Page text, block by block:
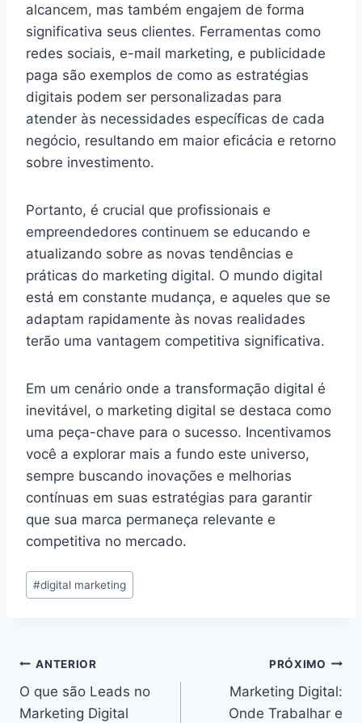
alcancem, mas também engajem de forma
significativa seus clientes. Ferramentas como
redes sociais, e-mail marketing, e publicidade
paga são exemplos de como as estratégias
digitais podem ser personalizadas para
atender às necessidades específicas de cada
negócio, resultando em maior eficácia e retorno
sobre investimento.
Portanto, é crucial que profissionais e
empreendedores continuem se educando e
atualizando sobre as novas tendências e
práticas do marketing digital. O mundo digital
está em constante mudança, e aqueles que se
adaptam rapidamente às novas realidades
terão uma vantagem competitiva significativa.
Em um cenário onde a transformação digital é
inevitável, o marketing digital se destaca como
uma peça-chave para o sucesso. Incentivamos
você a explorar mais a fundo este universo,
sempre buscando inovações e melhorias
contínuas em suas estratégias para garantir
que sua marca permaneça relevante e
competitiva no mercado.
Tags
do
#digital marketing
Navegação
de
ANTERIOR
O que são Leads no
Marketing Digital
PRÓXIMO
Marketing Digital:
Onde Trabalhar e